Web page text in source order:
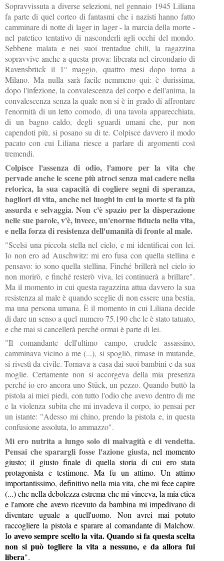
Sopravvissuta a diverse selezioni, nel gennaio 1945 Liliana
fa parte di quel corteo di fantasmi che i nazisti hanno fatto
camminare di notte di lager in lager - la marcia della morte -
nel patetico tentativo di nasconderli agli occhi del mondo.
Sebbene malata e nei suoi trentadue chili, la ragazzina
sopravvive anche a questa prova: liberata nel circondario di
Ravensbrück il 1° maggio, quattro mesi dopo torna a
Milano. Ma nulla sarà facile nemmeno qui: è durissima,
dopo l'infezione, la convalescenza del corpo e dell'anima, la
convalescenza senza la quale non si è in grado di affrontare
l'enormità di un letto comodo, di una tavola apparecchiata,
di un bagno caldo, degli sguardi umani che, pur non
capendoti più, si posano su di te. Colpisce davvero il modo
pacato con cui Liliana riesce a parlare di argomenti così
tremendi.
Colpisce l'assenza di odio, l'amore per la vita che
pervade anche le scene più atroci senza mai cadere nella
retorica, la sua capacità di cogliere segni di speranza,
bagliori di vita, anche nei luoghi in cui la morte si fa più
assurda e selvaggia. Non c'è spazio per la disperazione
nelle sue parole, v'è, invece, un'enorme fiducia nella vita,
e nella forza di resistenza dell'umanità di fronte al male.
"Scelsi una piccola stella nel cielo, e mi identificai con lei.
Io non ero ad Auschwitz: mi ero fusa con quella stellina e
pensavo: io sono quella stellina. Finché brillerà nel cielo io
non morirò, e finché resterò viva, lei continuerà a brillare".
Ma il momento in cui questa ragazzina attua davvero la sua
resistenza al male è quando sceglie di non essere una bestia,
ma una persona umana. È il momento in cui Liliana decide
di dare un senso a quel numero 75.190 che le è stato tatuato,
e che mai si cancellerà perché ormai è parte di lei.
"Il comandante dell'ultimo campo, crudele assassino,
camminava vicino a me (...), si spogliò, rimase in mutande,
si rivestì da civile. Tornava a casa dai suoi bambini e da sua
moglie. Certamente non si accorgeva della mia presenza
perché io ero ancora uno Stück, un pezzo. Quando buttò la
pistola ai miei piedi, con tutto l'odio che avevo dentro di me
e la violenza subita che mi invadeva il corpo, io pensai per
un istante: "Adesso mi chino, prendo la pistola e, in questa
confusione assoluta, lo ammazzo".
Mi ero nutrita a lungo solo di malvagità e di vendetta.
Pensai che sparargli fosse l'azione giusta,nel momento
giusto; il giusto finale di quella storia di cui ero stata
protagonista e testimone. Ma fu un attimo. Un attimo
importantissimo, definitivo nella mia vita, che mi fece capire
(...) che nella debolezza estrema che mi vinceva, la mia etica
e l'amore che avevo ricevuto da bambina mi impedivano di
diventare uguale a quell'uomo. Non avrei mai potuto
raccogliere la pistola e sparare al comandante di Malchow.
Io avevo sempre scelto la vita. Quando si fa questa scelta
non si può togliere la vita a nessuno, e da allora fui
libera".